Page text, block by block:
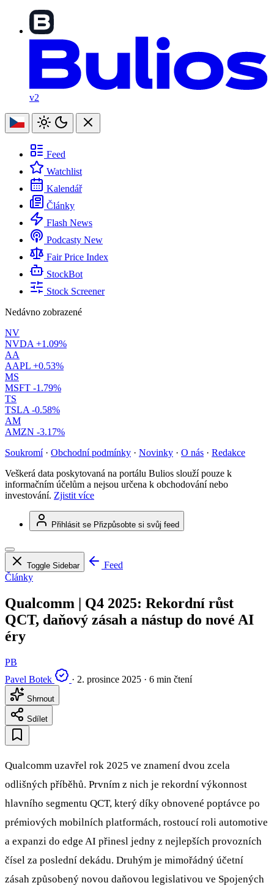
v2
Feed
Watchlist
Kalendář
Články
Flash News
Podcasty New
Fair Price Index
StockBot
Stock Screener
Nedávno zobrazené
NV
NVDA +1.09%
AA
AAPL +0.53%
MS
MSFT -1.79%
TS
TSLA -0.58%
AM
AMZN -3.17%
Soukromí · Obchodní podmínky · Novinky · O nás · Redakce
Veškerá data poskytovaná na portálu Bulios slouží pouze k
informačním účelům a nejsou určena k obchodování nebo
investování. Zjistit více
Přihlásit se Přizpůsobte si svůj feed
Toggle Sidebar
Feed
Články
Qualcomm | Q4 2025: Rekordní růst
QCT, daňový zásah a nástup do nové AI
éry
PB
Pavel Botek
· 2. prosince 2025 · 6 min čtení
Shrnout
Sdílet
Qualcomm uzavřel rok 2025 ve znamení dvou zcela
odlišných příběhů. Prvním z nich je rekordní výkonnost
hlavního segmentu QCT, který díky obnovené poptávce po
prémiových mobilních platformách, rostoucí roli automotive
a expanzi do edge AI přinesl jedny z nejlepších provozních
čísel za poslední dekádu. Druhým je mimořádný účetní
zásah způsobený novou daňovou legislativou ve Spojených